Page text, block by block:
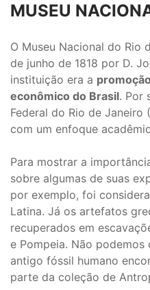
MUSEU
O Museu Nacional do Rio
de junho de 1818 por D.
instituição era a
econômico do Brasil. Por
Federal do Rio de Janeiro
com um enfoque
Para mostrar a
sobre algumas de suas
por exemplo, foi
Latina. Já os artefatos
recuperados em
e Pompeia. Não
antigo fóssil humano
parte da coleção de